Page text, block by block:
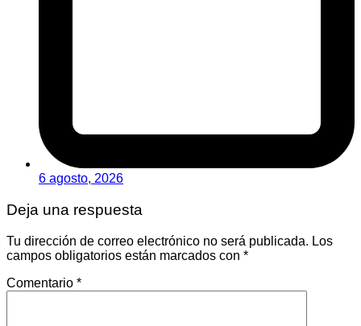
6 agosto, 2026
Deja una respuesta
Tu dirección de correo electrónico no será publicada. Los
campos obligatorios están marcados con *
Comentario *